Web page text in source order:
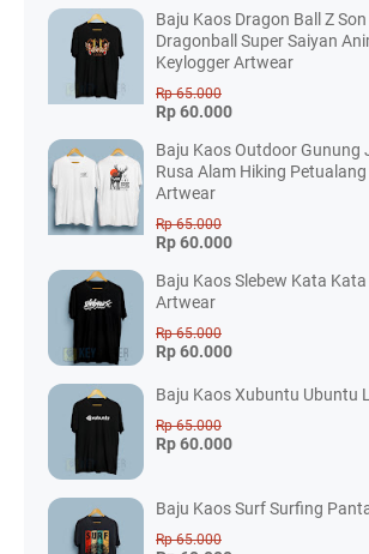
Baju Kaos Dragon Ball Z
Dragonball Super Saiyan
Keylogger Artwear
Rp 65.000
Rp 60.000
Baju Kaos Outdoor Gunung
Rusa Alam Hiking
Artwear
Rp 65.000
Rp 60.000
Baju Kaos Slebew Kata
Artwear
Rp 65.000
Rp 60.000
Baju Kaos Xubuntu Ubuntu
Rp 65.000
Rp 60.000
Baju Kaos Surf Surfing
Rp 65.000